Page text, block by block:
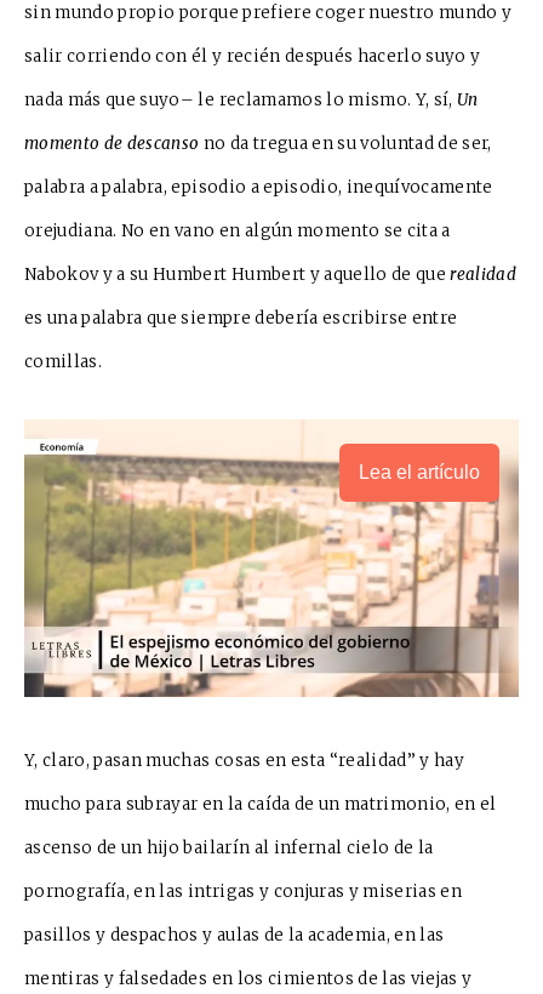
sin mundo propio porque prefiere coger nuestro mundo y
salir corriendo con él y recién después hacerlo suyo y
nada más que suyo– le reclamamos lo mismo. Y, sí, Un
momento de descanso no da tregua en su voluntad de ser,
palabra a palabra, episodio a episodio, inequívocamente
orejudiana. No en vano en algún momento se cita a
Nabokov y a su Humbert Humbert y aquello de querealidad
es una palabra que siempre debería escribirse entre
comillas.
Lea el artículo
Y, claro, pasan muchas cosas en esta “realidad” y hay
mucho para subrayar en la caída de un matrimonio, en el
ascenso de un hijo bailarín al infernal cielo de la
pornografía, en las intrigas y conjuras y miserias en
pasillos y despachos y aulas de la academia, en las
mentiras y falsedades en los cimientos de las viejas y